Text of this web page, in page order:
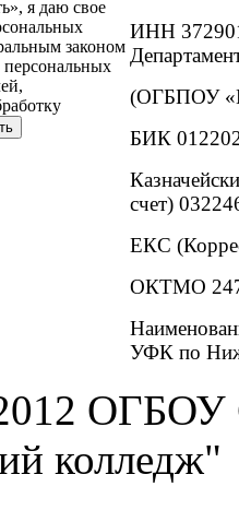
я даю свое
законом
ИНН
(ОГБПОУ
БИК
счет)
ЕКС
ОКТМО
УФК по
ОГБОУ
колледж"